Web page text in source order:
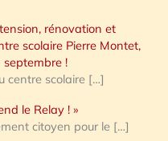
rénovation et
scolaire Pierre Montet,
septembre !
centre scolaire […]
le Relay ! »
citoyen pour le […]